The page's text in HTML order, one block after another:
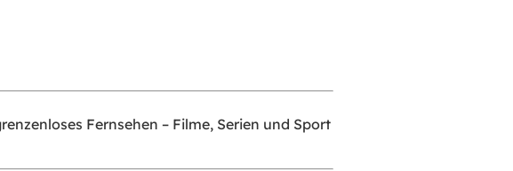
Fernsehen – Filme, Serien und Sport